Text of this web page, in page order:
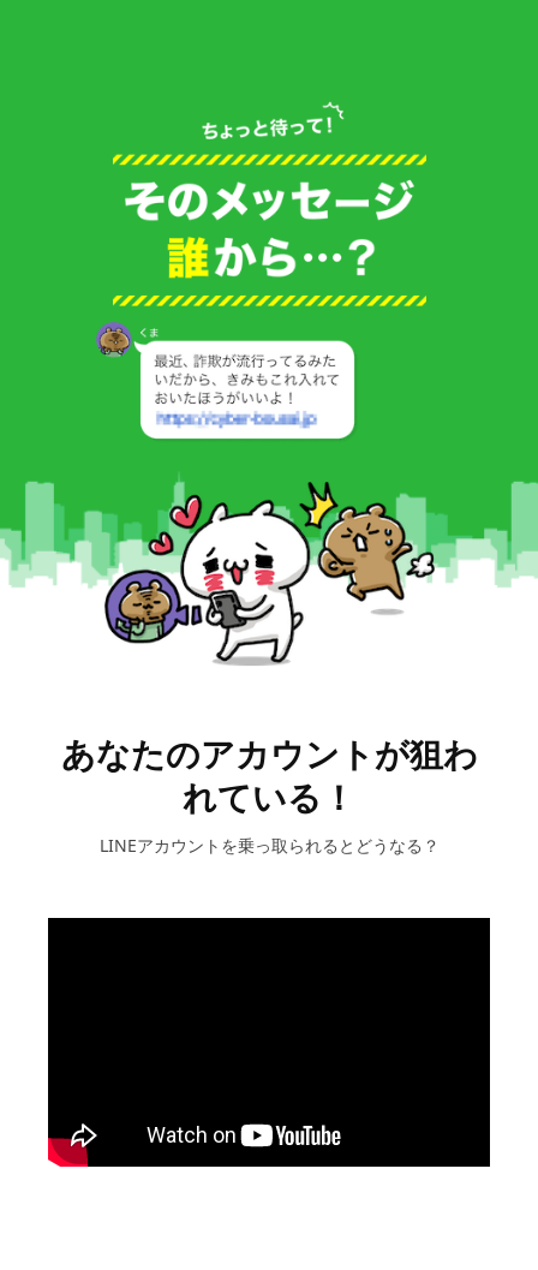
あなたのアカウントが狙わ
れている！
LINEアカウントを乗っ取られるとどうなる？